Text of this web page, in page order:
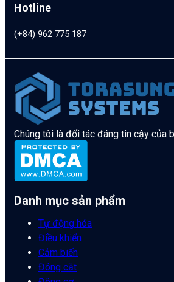
Hotline
(+84) 962 775 187
Chúng tôi là đối tác đáng tin cậy của
Danh mục sản phẩm
Tự động hóa
Điều khiển
Cảm biến
Đóng cắt